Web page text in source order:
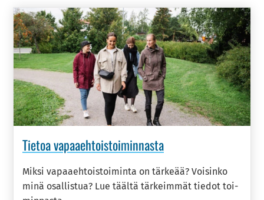
Tie­toa va­paa­eh­tois­toi­min­nas­ta
Miksi va­paa­eh­tois­toi­min­ta on tär­ke­ää? Voi­sin­ko
minä osal­lis­tua? Lue tääl­tä tär­keim­mät tie­dot toi­